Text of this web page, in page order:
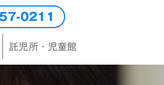
0211
託児所・児童館